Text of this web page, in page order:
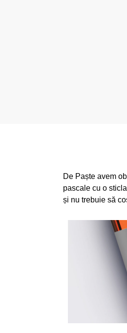
De Pașteavem
pascale cu o sticla
și nu trebuie să